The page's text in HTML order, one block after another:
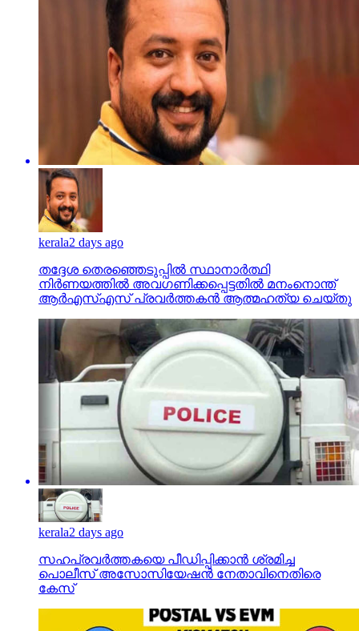
kerala2 days ago
തദ്ദേശ തെരഞ്ഞെടുപ്പില്‍ സ്ഥാനാര്‍ത്ഥി
നിര്‍ണയത്തില്‍ അവഗണിക്കപ്പെട്ടതില്‍ മനംനൊന്ത്
ആര്‍എസ്എസ് പ്രവര്‍ത്തകന്‍ ആത്മഹത്യ ചെയ്തു
kerala2 days ago
സഹപ്രവര്‍ത്തകയെ പീഡിപ്പിക്കാന്‍ ശ്രമിച്ച
പൊലീസ് അസോസിയേഷന്‍ നേതാവിനെതിരെ
കേസ്